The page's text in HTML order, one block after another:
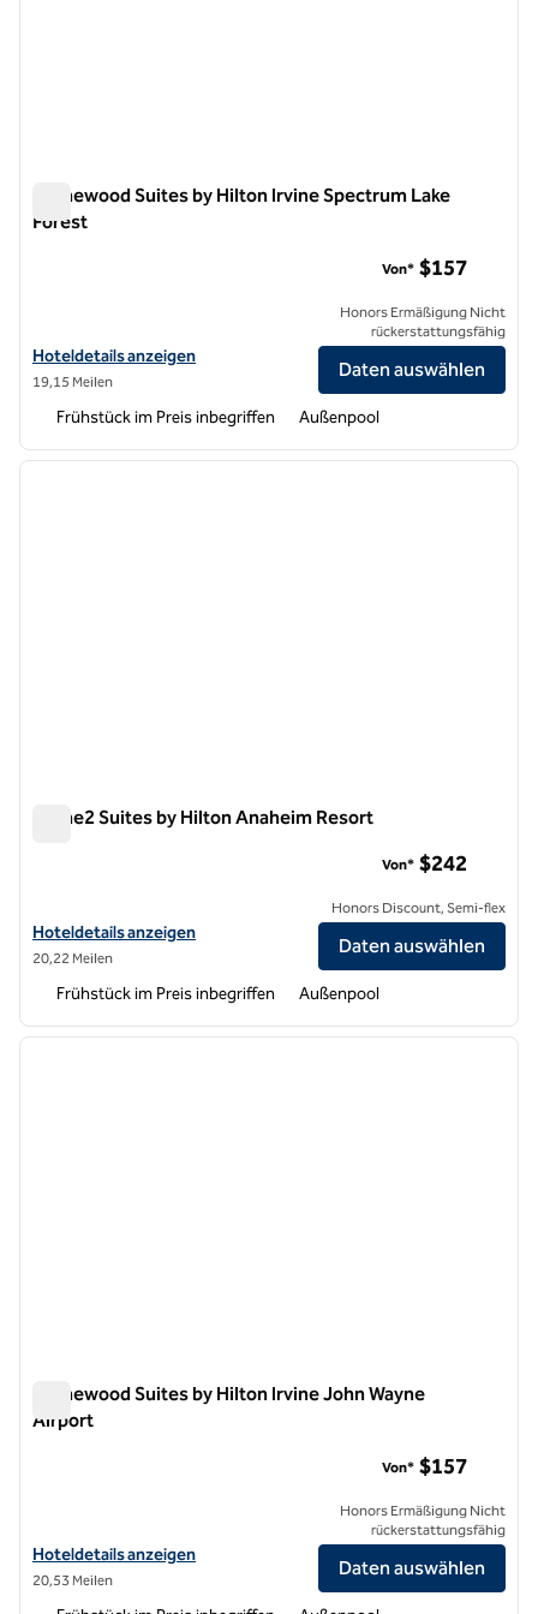
Homewood Suites by Hilton Irvine Spectrum Lake
Forest
Hoteldetails für Homewood Suites by Hilton Irvine Spectrum Lake
Hoteldetails anzeigen
19,15 Meilen
Von* $157
Honors Ermäßigung Nicht
rückerstattungsfähig
Daten auswählen
Frühstück im Preis inbegriffen Außenpool
1 von 12
Home2 Suites by Hilton Anaheim Resort
Hoteldetails für Home2 Suites by Hilton Anaheim Resort anzeigen
Hoteldetails anzeigen
20,22 Meilen
Von* $242
Honors Discount, Semi-flex
Daten auswählen
Frühstück im Preis inbegriffen Außenpool
1 von 12
Homewood Suites by Hilton Irvine John Wayne
Airport
Hoteldetails für Homewood Suites by Hilton Irvine John Wayne
Hoteldetails anzeigen
20,53 Meilen
Von* $157
Honors Ermäßigung Nicht
rückerstattungsfähig
Daten auswählen